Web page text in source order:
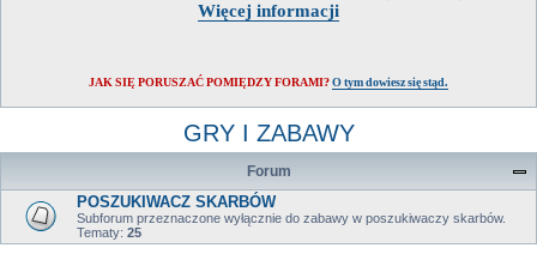
Więcej informacji
JAK SIĘ PORUSZAĆ POMIĘDZY FORAMI? O tym dowiesz się stąd.
GRY I ZABAWY
Forum
POSZUKIWACZ SKARBÓW
Subforum przeznaczone wyłącznie do zabawy w poszukiwaczy skarbów.
Tematy: 25